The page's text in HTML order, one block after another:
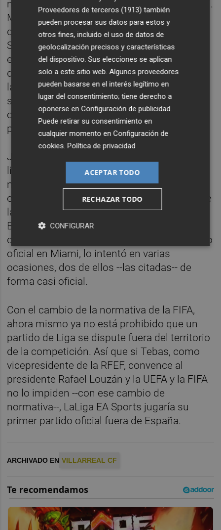
más obstáculos, el duelo se jugará en Miami.
Misma ciudad y estadio que en su día ya
quiso acoger un partido oficial de LaLiga EA
Sports, entre el Barça y el Girona, en 2018 y,
en 2019, un duelo entre Villarreal y Atlético
de Madrid. Pero la justicia, con el rechazo de
la RFEF y la FIFA a que el duelo se jugara en
suelo estadounidense, lo impidió en ambas
ocasiones, y con Luis Rubiales como
presidente de ente federativo.
Jugar un partido oficial del campeonato
liguero en Estados Unidos, el segundo
mercado más grande para LaLiga tras el
español, es un viejo anhelo del presidente de
la patronal, Javier Tebas, que de la mano de
Barça, Girona, Atlético y Villarreal, los clubes
que más habían sonado para jugar ese duelo
oficial en Miami, lo intentó en varias
ocasiones, dos de ellos --las citadas-- de
forma casi oficial.
Con el cambio de la normativa de la FIFA,
ahora mismo ya no está prohibido que un
partido de Liga se dispute fuera del territorio
de la competición. Así que si Tebas, como
vicepresidente de la RFEF, convence al
presidente Rafael Louzán y la UEFA y la FIFA
no lo impiden --con ese cambio de
normativa--, LaLiga EA Sports jugaría su
primer partido oficial fuera de España.
ARCHIVADO EN VILLARREAL CF
Proveedores de terceros (1913) también
pueden procesar sus datos para estos y
otros fines, incluido el uso de datos de
geolocalización precisos y características
del dispositivo. Sus elecciones se aplican
solo a este sitio web. Algunos proveedores
pueden basarse en el interés legítimo en
lugar del consentimiento; tiene derecho a
oponerse enConfiguración de publicidad
Puede retirar su consentimiento en
cualquier momento enConfiguración de
cookies .Política de privacidad
ACEPTAR TODO
RECHAZAR TODO
CONFIGURAR